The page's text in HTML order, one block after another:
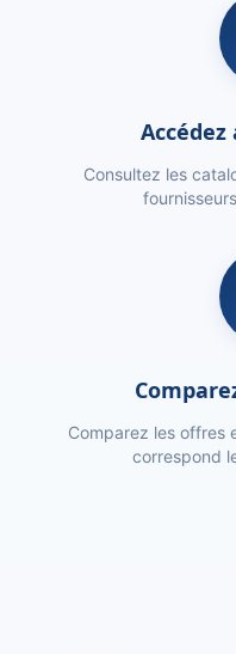
Consultez les
Comparez les offres
correspond